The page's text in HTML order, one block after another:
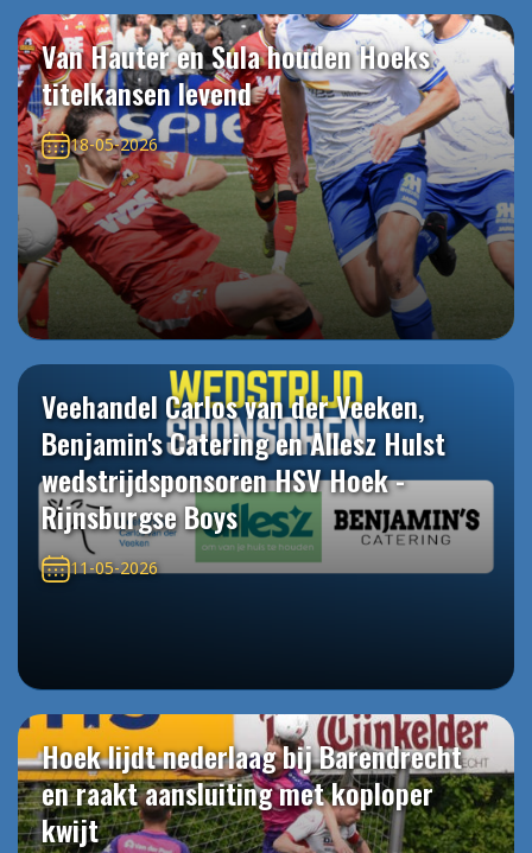
Van Hauter en Sula houden Hoeks
titelkansen levend
18-05-2026
Veehandel Carlos van der Veeken,
Benjamin's Catering en Allesz Hulst
wedstrijdsponsoren HSV Hoek -
Rijnsburgse Boys
11-05-2026
Hoek lijdt nederlaag bij Barendrecht
en raakt aansluiting met koploper
kwijt